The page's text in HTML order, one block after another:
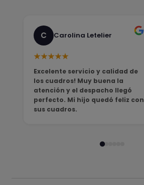
C Carolina Letelier
★★★★★
Excelente servicio y calidad de
los cuadros! Muy buena la
atención y el despacho llegó
perfecto. Mi hijo quedó feliz con
sus cuadros.